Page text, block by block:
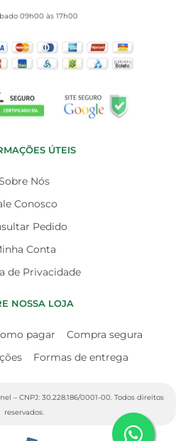
09h00 às 17h00
ÚTEIS
Nós
Conosco
Pedido
Conta
de Privacidade
NOSSA LOJA
pagar
Compra segura
Formas de entrega
– CNPJ: 30.228.186/0001-00. Todos direitos
reservados.